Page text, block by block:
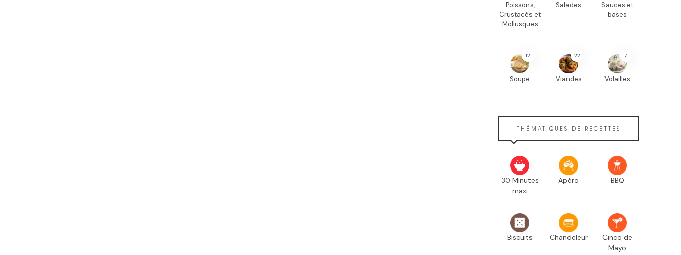
Poissons,
Crustacés et
Mollusques
Salades
Sauces et
bases
12
Soupe
22
Viandes
7
Volailles
THÉMATIQUES DE RECETTES
30 Minutes
maxi
Apéro BBQ
Biscuits Chandeleur
Cinco de
Mayo